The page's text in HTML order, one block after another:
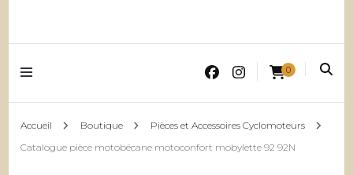
0
Accueil Boutique
Pièces et Accessoires Cyclomoteurs
Catalogue pièce motobécane motoconfort mobylette 92 92N